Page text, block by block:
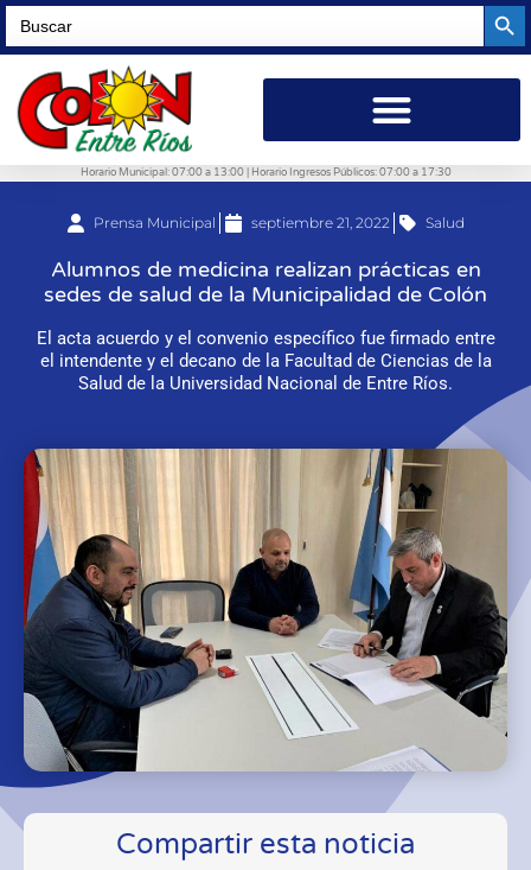
Search
for:
Horario Municipal: 07:00 a 13:00 | Horario Ingresos Públicos: 07:00 a 17:30
Prensa Municipal septiembre 21, 2022 Salud
Alumnos de medicina realizan prácticas en
sedes de salud de la Municipalidad de Colón
El acta acuerdo y el convenio específico fue firmado entre
el intendente y el decano de la Facultad de Ciencias de la
Salud de la Universidad Nacional de Entre Ríos.
Compartir esta noticia